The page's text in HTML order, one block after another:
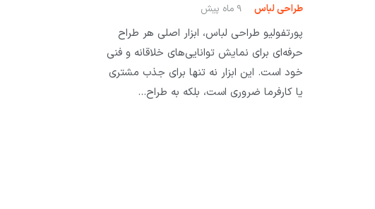
طراحی لباس 9 ماه پیش
پورتفولیو طراحی لباس، ابزار اصلی هر طراح
حرفه‌ای برای نمایش توانایی‌های خلاقانه و فنی
خود است. این ابزار نه تنها برای جذب مشتری
یا کارفرما ضروری است، بلکه به طراح…